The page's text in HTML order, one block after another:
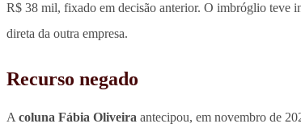
R$ 38 mil, fixado em decisão anterior. O imbróglio teve
direta da outra empresa.
Recurso negado
A coluna Fábia Oliveira antecipou, em novembro de